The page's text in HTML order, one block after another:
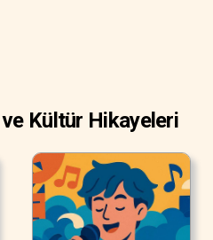
Kültür Hikayeleri